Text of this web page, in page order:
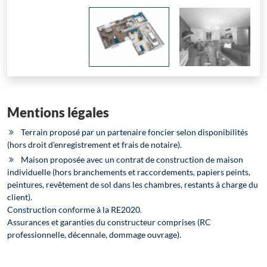
Mentions légales
Terrain proposé par un partenaire foncier selon disponibilités
(hors droit d'enregistrement et frais de notaire).
Maison proposée avec un contrat de construction de maison
individuelle (hors branchements et raccordements, papiers peints,
peintures, revêtement de sol dans les chambres, restants à charge du
client).
Construction conforme à la RE2020.
Assurances et garanties du constructeur comprises (RC
professionnelle, décennale, dommage ouvrage).